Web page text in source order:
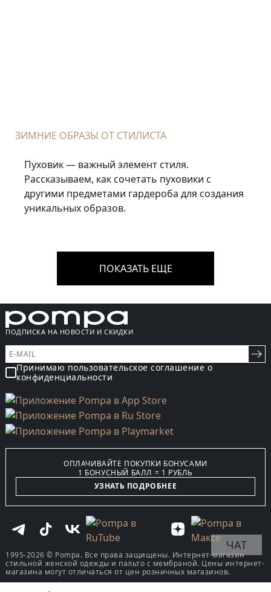
ЗИМНИЕ ОБРАЗЫ ОТ СТИЛИСТА
Пуховик — важный элемент стиля.
Рассказываем, как сочетать пуховики с
другими предметами гардероба для создания
уникальных образов.
ПОКАЗАТЬ ЕЩЕ
ПОДПИСКА НА НОВОСТИ И СКИДКИ
Принимаю пользовательское соглашение о
конфиденциальности
ОПЛАЧИВАЙТЕ ПОКУПКИ БОНУСАМИ
1 БОНУСНЫЙ БАЛЛ = 1 РУБЛЬ
УЗНАТЬ ПОДРОБНЕЕ
1995-2026 © Pompa. Все права защищены. Интернет-магазин
стильной женской одежды и пальто с мембраной. Цены интернет-
магазина могут отличаться от цен розничных магазинов.
ЧАТ